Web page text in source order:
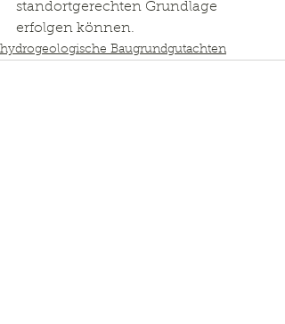
standortgerechten Grundlage
erfolgen können.
hydrogeologische Baugrundgutachten